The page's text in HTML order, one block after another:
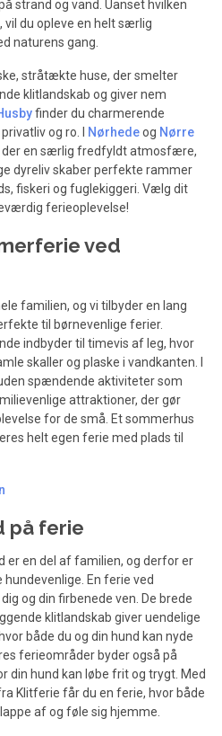
strand og vand. Uanset hvilken
du opleve en helt særlig
naturens gang.
stråtækte huse, der smelter
klitlandskab og giver nem
finder du charmerende
og ro. I
Nørhedeog Nørre
der en særlig fredfyldt atmosfære,
dyreliv skaber perfekte rammer
fiskeri og fuglekiggeri. Vælg dit
ferieoplevelse!
ved
familien, og vi tilbyder en lang
til børnevenlige ferier.
indbyder til timevis af leg, hvor
skaller og plaske i vandkanten. I
spændende aktiviteter som
attraktioner, der gør
for de små. Et sommerhus
helt egen ferie med plads til
på ferie
er en del af familien, og derfor er
En ferie ved
og din firbenede ven. De brede
klitlandskab giver uendelige
både du og din hund kan nyde
ferieområder byder også på
din hund kan løbe frit og trygt. Med
Klitferie får du en ferie, hvor både
af og føle sig hjemme.